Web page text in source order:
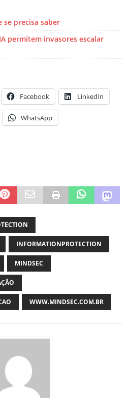
se precisa saber
permitem invasores escalar
Facebook LinkedIn
WhatsApp
INFORMATIONPROTECTION
MINDSEC
WWW.MINDSEC.COM.BR